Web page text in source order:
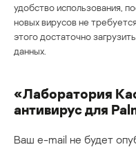
удобство использования,
новых вирусов не
этого достаточно
данных.
«Лаборатория
антивирус для
Ваш e-mail не будет